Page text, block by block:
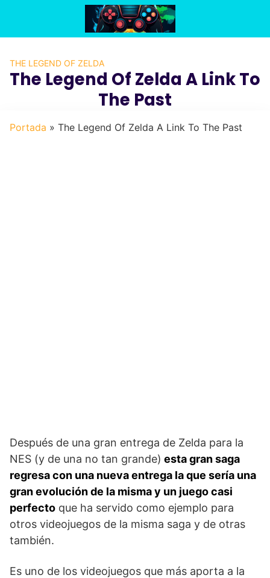
contenido
THE LEGEND OF ZELDA
The Legend Of Zelda A Link To
The Past
Portada » The Legend Of Zelda A Link To The Past
Después de una gran entrega de Zelda para la
NES (y de una no tan grande) esta gran saga
regresa con una nueva entrega la que sería una
gran evolución de la misma y un juego casi
perfecto que ha servido como ejemplo para
otros videojuegos de la misma saga y de otras
también.
Es uno de los videojuegos que más aporta a la